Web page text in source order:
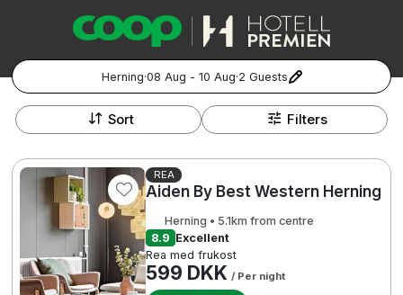
Herning·08 Aug - 10 Aug·2 Guests
Popular Destinations:
Stockholm
Göteborg
Malmö
Sort Filters
+
−
REA
Aiden By Best Western Herning
Herning • 5.1km from centre
8.9 Excellent
Rea med frukost
599 DKK / Per night
Kontakta ossVanliga frågor
Gift VouchersCoop.seManage Preferences
Registrera ditt hotellCookie policy & Integritetspolicy